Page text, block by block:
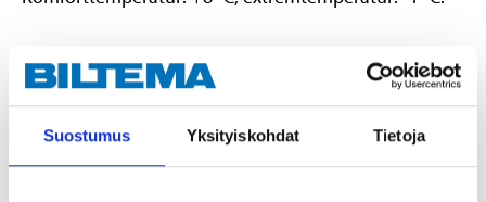
Suostumus Yksityiskohdat Tietoja
Teknisk specifikation
Längd
230 cm